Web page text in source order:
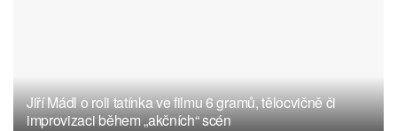
Jiří Mádl o roli tatínka ve filmu 6 gramů, tělocvičně či
improvizaci během „akčních“ scén